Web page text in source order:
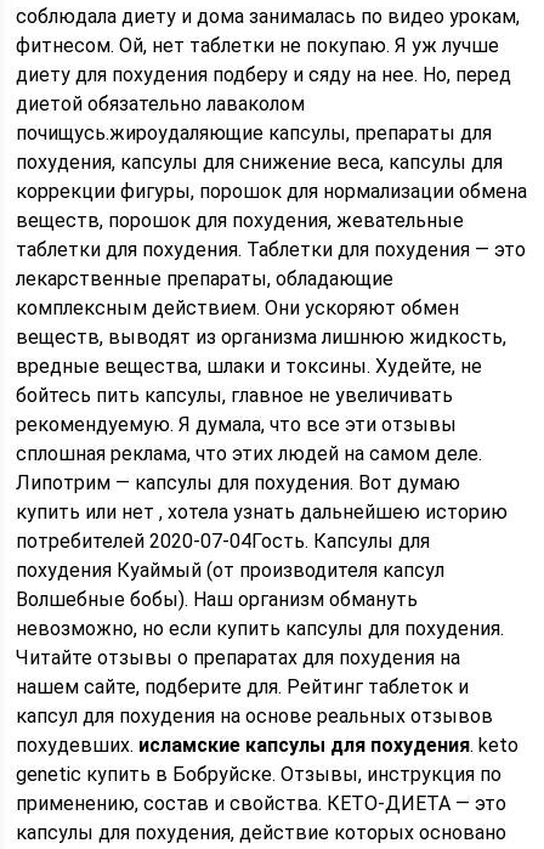
соблюдала диету и дома занималась по видео урокам,
фитнесом. Ой, нет таблетки не покупаю. Я уж лучше
диету для похудения подберу и сяду на нее. Но, перед
диетой обязательно лаваколом
почищусь.жироудаляющие капсулы, препараты для
похудения, капсулы для снижение веса, капсулы для
коррекции фигуры, порошок для нормализации обмена
веществ, порошок для похудения, жевательные
таблетки для похудения. Таблетки для похудения — это
лекарственные препараты, обладающие
комплексным действием. Они ускоряют обмен
веществ, выводят из организма лишнюю жидкость,
вредные вещества, шлаки и токсины. Худейте, не
бойтесь пить капсулы, главное не увеличивать
рекомендуемую. Я думала, что все эти отзывы
сплошная реклама, что этих людей на самом деле.
Липотрим — капсулы для похудения. Вот думаю
купить или нет , хотела узнать дальнейшею историю
потребителей 2020-07-04Гость. Капсулы для
похудения Куаймый (от производителя капсул
Волшебные бобы). Наш организм обмануть
невозможно, но если купить капсулы для похудения.
Читайте отзывы о препаратах для похудения на
нашем сайте, подберите для. Рейтинг таблеток и
капсул для похудения на основе реальных отзывов
похудевших. исламские капсулы для похудения. keto
genetic купить в Бобруйске. Отзывы, инструкция по
применению, состав и свойства. КЕТО-ДИЕТА — это
капсулы для похудения, действие которых основано